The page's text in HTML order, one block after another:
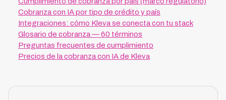
Cobranza con IA por tipo de crédito y país
Integraciones: cómo Kleva se conecta con tu stack
Glosario de cobranza — 60 términos
Preguntas frecuentes de cumplimiento
Precios de la cobranza con IA de Kleva